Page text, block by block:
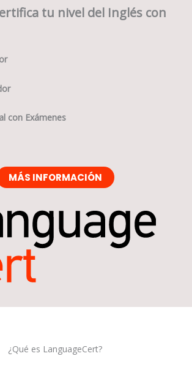
tu nivel del Inglés con
con Exámenes
MÁS INFORMACIÓN
¿Qué es LanguageCert?